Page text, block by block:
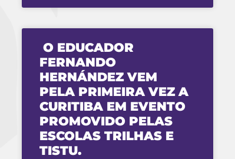
O EDUCADOR
FERNANDO
HERNÁNDEZ VEM
PELA PRIMEIRA VEZ A
CURITIBA EM EVENTO
PROMOVIDO PELAS
ESCOLAS TRILHAS E
TISTU.